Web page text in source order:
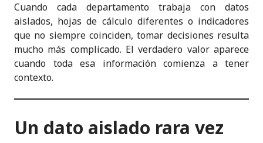
Cuando cada departamento trabaja con datos
aislados, hojas de cálculo diferentes o indicadores
que no siempre coinciden, tomar decisiones resulta
mucho más complicado. El verdadero valor aparece
cuando toda esa información comienza a tener
contexto.
Un dato aislado rara vez